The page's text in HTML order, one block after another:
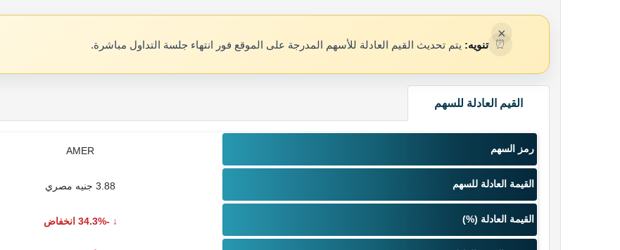
×
⏰ تنويه: يتم تحديث القيم العادلة للأسهم المدرجة على الموقع فور انتهاء جلسة التداول مباشرة.
القيم العادلة للسهم
AMER
3.88 جنيه مصري
-34.3% انخفاض